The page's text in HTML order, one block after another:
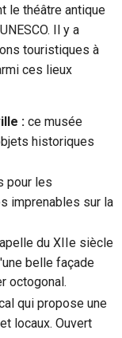
le théâtre antique
Il y a
touristiques à
ces lieux
: ce musée
historiques
pour les
imprenables sur la
du XIIe siècle
belle façade
octogonal.
qui propose une
locaux. Ouvert